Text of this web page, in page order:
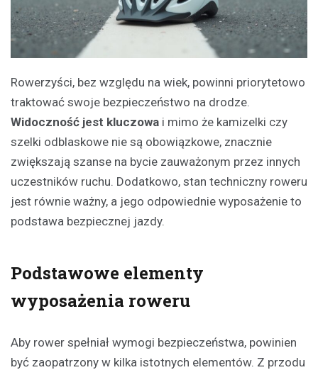
Rowerzyści, bez względu na wiek, powinni priorytetowo
traktować swoje bezpieczeństwo na drodze.
Widoczność jest kluczowa i mimo że kamizelki czy
szelki odblaskowe nie są obowiązkowe, znacznie
zwiększają szanse na bycie zauważonym przez innych
uczestników ruchu. Dodatkowo, stan techniczny roweru
jest równie ważny, a jego odpowiednie wyposażenie to
podstawa bezpiecznej jazdy.
Podstawowe elementy
wyposażenia roweru
Aby rower spełniał wymogi bezpieczeństwa, powinien
być zaopatrzony w kilka istotnych elementów. Z przodu